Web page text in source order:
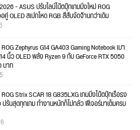
- ASUS ปรับไลน์โน้ตบุ๊กเกมมิ่งใหม่ ROG
คู่ OLED สเปกโหด RGB สีสันจัดจ้านกว่าเดิม
Zephyrus G14 GA403 Gaming Notebook เบา
นิ้ว OLED พลัง Ryzen 9 กับ GeForce RTX 5050
บาท
Strix SCAR 18 G835LXG เกมมิ่งโน้ตบุ๊กเรือธง
รับสุดทุกเกม ทำงานหนักก็ไม่กลัว ฟีเจอร์มาเต็มครบ